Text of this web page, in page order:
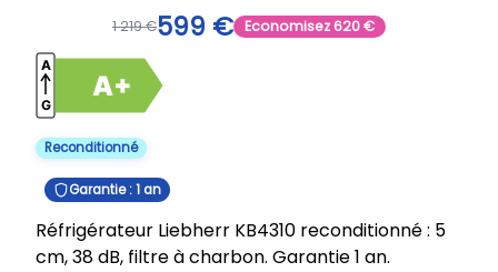
1 219€599 € Economisez620€
Reconditionné
Garantie : 1 an
Réfrigérateur Liebherr KB4310 reconditionné : 5
cm, 38 dB, filtre à charbon. Garantie 1 an.